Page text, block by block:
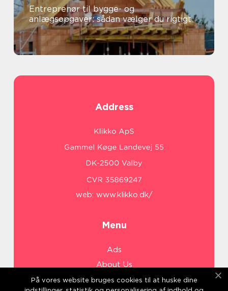
Entreprenør til bygge- og
anlægsopgaver: sådan vælger du rigtigt
Address
web: www.klikko.dk/
Menu
Ads
About Us
Cookies
På vores website bruges cookies til at huske dine